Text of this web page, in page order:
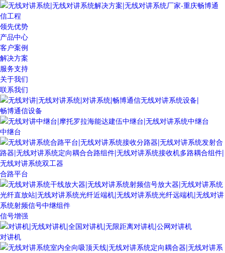
领先优势
产品中心
客户案例
解决方案
服务支持
关于我们
联系我们
畅博通信设备
中继台
合路平台
信号增强
对讲机